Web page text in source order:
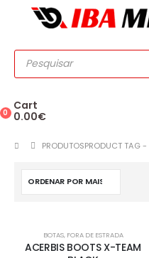
0
Cart
0.00€
PRODUTOSPRODUCT TAG -
BOTAS, FORA DE ESTRADA
ACERBIS BOOTS X-TEAM